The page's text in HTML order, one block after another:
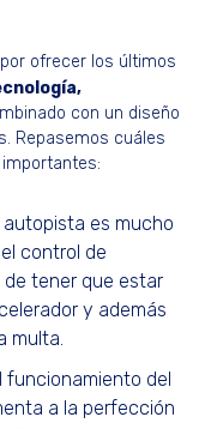
ofrecer los últimos
con un diseño
Repasemos cuáles
autopista es mucho
control de
tener que estar
y además
multa.
funcionamiento del
a la perfección